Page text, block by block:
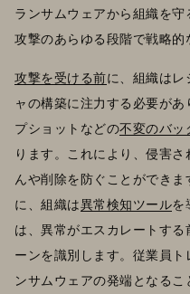
ランサムウェアから組織を守
攻撃のあらゆる段階で戦略的
攻撃を受ける前に、組織はレ
ャの構築に注力する必要があ
プショットなどの不変のバッ
ります。これにより、侵害
んや削除を防ぐことができ
に、組織は異常検知ツールを
は、異常がエスカレートす
ーンを識別します。従業員
ンサムウェアの発端となる